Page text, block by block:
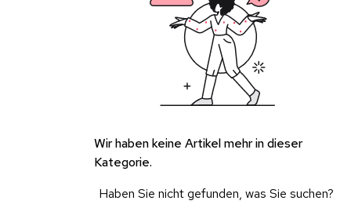
Wir haben keine Artikel mehr in dieser
Kategorie.
Haben Sie nicht gefunden, was Sie suchen?